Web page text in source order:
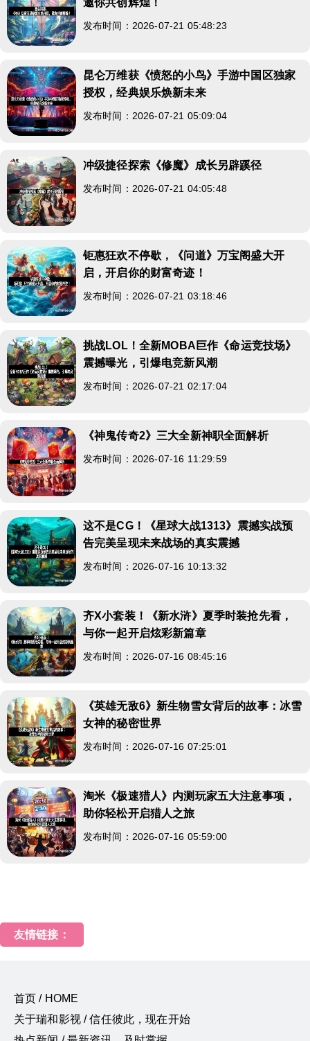
邀你共创辉煌！
发布时间：2026-07-21 05:48:23
昆仑万维获《愤怒的小鸟》手游中国区独家
授权，经典娱乐焕新未来
发布时间：2026-07-21 05:09:04
冲级捷径探索《修魔》成长另辟蹊径
发布时间：2026-07-21 04:05:48
钜惠狂欢不停歇，《问道》万宝阁盛大开
启，开启你的财富奇迹！
发布时间：2026-07-21 03:18:46
挑战LOL！全新MOBA巨作《命运竞技场》
震撼曝光，引爆电竞新风潮
发布时间：2026-07-21 02:17:04
《神鬼传奇2》三大全新神职全面解析
发布时间：2026-07-16 11:29:59
这不是CG！《星球大战1313》震撼实战预
告完美呈现未来战场的真实震撼
发布时间：2026-07-16 10:13:32
齐X小套装！《新水浒》夏季时装抢先看，
与你一起开启炫彩新篇章
发布时间：2026-07-16 08:45:16
《英雄无敌6》新生物雪女背后的故事：冰雪
女神的秘密世界
发布时间：2026-07-16 07:25:01
淘米《极速猎人》内测玩家五大注意事项，
助你轻松开启猎人之旅
发布时间：2026-07-16 05:59:00
友情链接：
首页 / HOME
关于瑞和影视 / 信任彼此，现在开始